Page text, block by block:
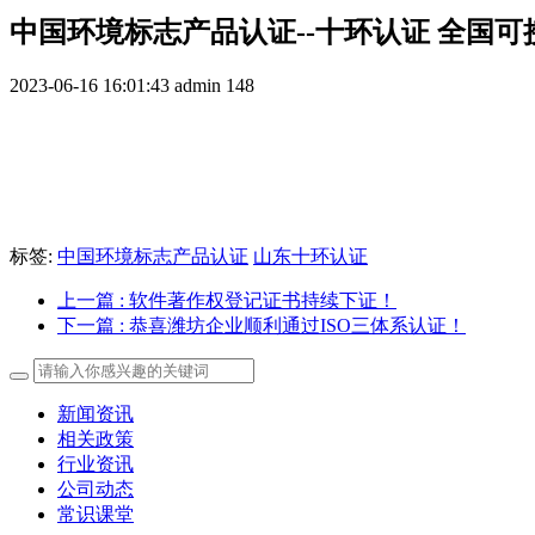
中国环境标志产品认证--十环认证 全国可
2023-06-16 16:01:43 admin 148
标签: 中国环境标志产品认证 山东十环认证
上一篇 : 软件著作权登记证书持续下证！
下一篇 : 恭喜潍坊企业顺利通过ISO三体系认证！
新闻资讯
相关政策
行业资讯
公司动态
常识课堂